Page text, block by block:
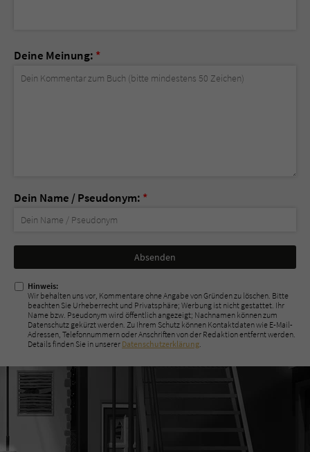
Deine Meinung: *
Dein Name / Pseudonym: *
Nicht
ausfüllen!
Hinweis:
Wir behalten uns vor, Kommentare ohne Angabe von Gründen zu löschen. Bitte
beachten Sie Urheberrecht und Privatsphäre; Werbung ist nicht gestattet. Ihr
Name bzw. Pseudonym wird öffentlich angezeigt; Nachnamen können zum
Datenschutz gekürzt werden. Zu Ihrem Schutz können Kontaktdaten wie E-Mail-
Adressen, Telefonnummern oder Anschriften von der Redaktion entfernt werden.
Details finden Sie in unserer Datenschutzerklärung.